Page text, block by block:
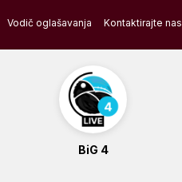
Vodič oglašavanja Kontaktirajte nas
BiG 4